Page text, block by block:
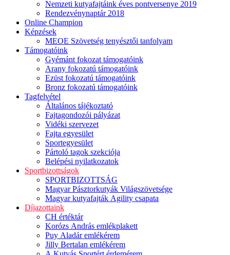
Nemzeti kutyafajtáink éves pontversenye 2019
Rendezvénynaptár 2018
Online Champion
Képzések
MEOE Szövetség tenyésztői tanfolyam
Támogatóink
Gyémánt fokozat támogatóink
Arany fokozatú támogatóink
Ezüst fokozatú támogatóink
Bronz fokozatú támogatóink
Tagfelvétel
Általános tájékoztató
Fajtagondozói pályázat
Vidéki szervezet
Fajta egyesület
Sportegyesület
Pártoló tagok szekciója
Belépési nyilatkozatok
Sportbizottságok
SPORTBIZOTTSÁG
Magyar Pásztorkutyák Világszövetsége
Magyar kutyafajták Agility csapata
Díjazottaink
CH értéktár
Korózs András emlékplakett
Puy Aladár emlékérem
Jilly Bertalan emlékérem